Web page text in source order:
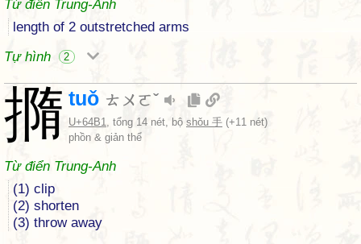
Từ điển Trung-Anh
length of 2 outstretched arms
Tự hình
2
撱 tuǒ ㄊㄨㄛˇ
U+64B1, tổng 14 nét, bộ shǒu 手 (+11 nét)
phồn & giản thể
Từ điển Trung-Anh
(1) clip
(2) shorten
(3) throw away